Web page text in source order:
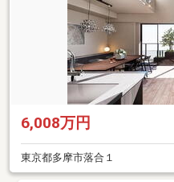
6,008万円
東京都多摩市落合１